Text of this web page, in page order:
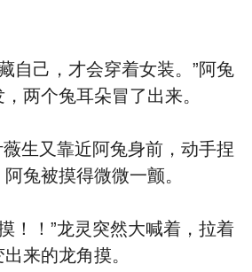
己，才会穿着女装。”阿兔
两个兔耳朵冒了出来。
生又靠近阿兔身前，动手捏
兔被摸得微微一颤。
！！”龙灵突然大喊着，拉着
来的龙角摸。